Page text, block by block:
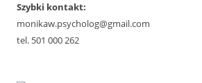
Szybki kontakt:
monikaw.psycholog@gmail.com
tel. 501 000 262